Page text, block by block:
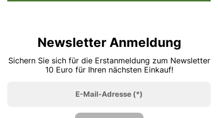
Newsletter Anmeldung
Sichern Sie sich für die Erstanmeldung zum Newsletter
10 Euro für Ihren nächsten Einkauf!
E-Mail-Adresse (*)